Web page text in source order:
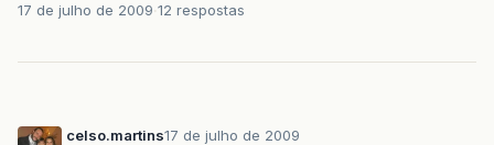
17 de julho de 2009 12 respostas
celso.martins17 de julho de 2009